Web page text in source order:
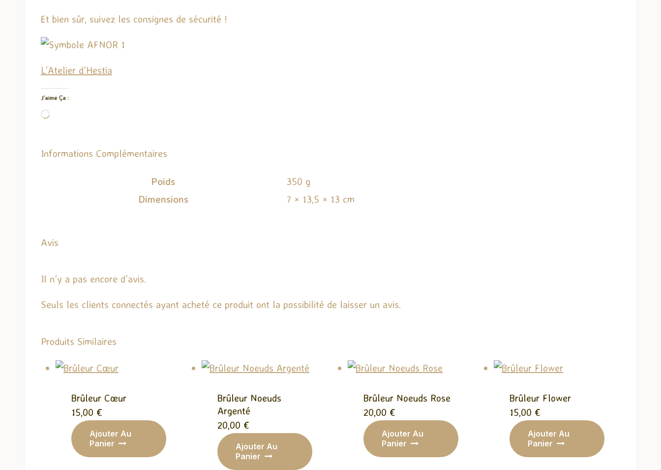
Et bien sûr, suivez les consignes de sécurité !
L’Atelier d’Hestia
J’aime Ça :
C
n
Informations Complémentaires
Poids
350 g
Dimensions
7 × 13,5 × 13 cm
Avis
Il n’y a pas encore d’avis.
Seuls les clients connectés ayant acheté ce produit ont la possibilité de laisser un avis.
Produits Similaires
Brûleur Cœur
15,00 €
Ajouter Au
Panier
Brûleur Noeuds
Argenté
20,00 €
Ajouter Au
Panier
Brûleur Noeuds Rose
20,00 €
Ajouter Au
Panier
Brûleur Flower
15,00 €
Ajouter Au
Panier